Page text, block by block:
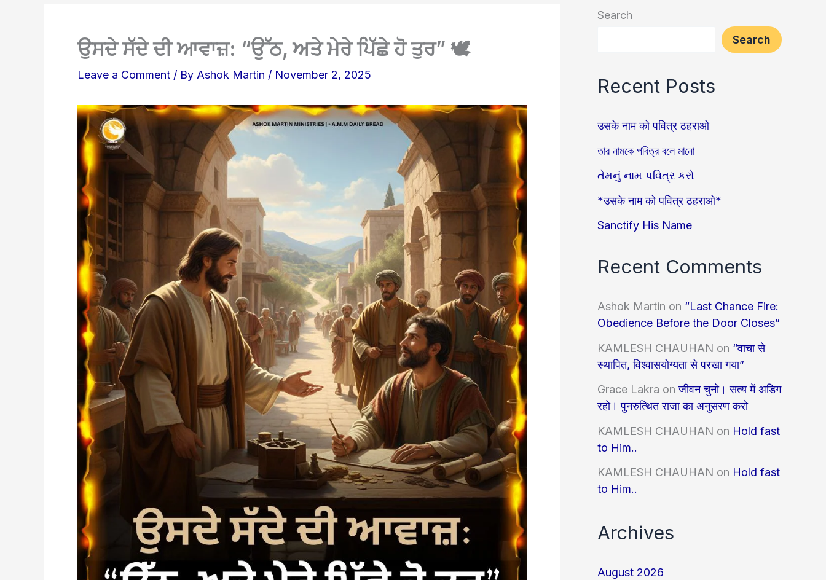
ਉਸਦੇ ਸੱਦੇ ਦੀ ਆਵਾਜ਼: “ਉੱਠ, ਅਤੇ ਮੇਰੇ ਪਿੱਛੇ ਹੋ ਤੁਰ” 🕊️
Leave a Comment / By Ashok Martin / November 2, 2025
Search
Search
Recent Posts
उसके नाम को पवित्र ठहराओ
তার নামকে পবিত্র বলে মানো
તેમનું નામ પવિત્ર કરો
*उसके नाम को पवित्र ठहराओ*
Sanctify His Name
Recent Comments
Ashok Martin on “Last Chance Fire:
Obedience Before the Door Closes”
KAMLESH CHAUHAN on “वाचा से
स्थापित, विश्वासयोग्यता से परखा गया”
Grace Lakra onजीवन चुनो। सत्य में अडिग
रहो। पुनरुत्थित राजा का अनुसरण करो
KAMLESH CHAUHAN on Hold fast
to Him..
KAMLESH CHAUHAN on Hold fast
to Him..
Archives
August 2026